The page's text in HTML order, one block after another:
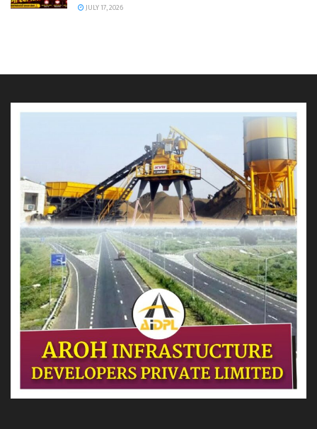
JULY 17, 2026